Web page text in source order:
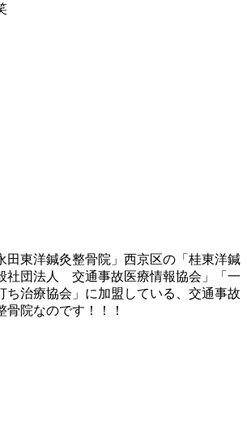
田東洋鍼灸整骨院」西京区の「桂東洋鍼
社団法人 交通事故医療情報協会」「一
治療協会」に加盟している、交通事故
院なのです！！！